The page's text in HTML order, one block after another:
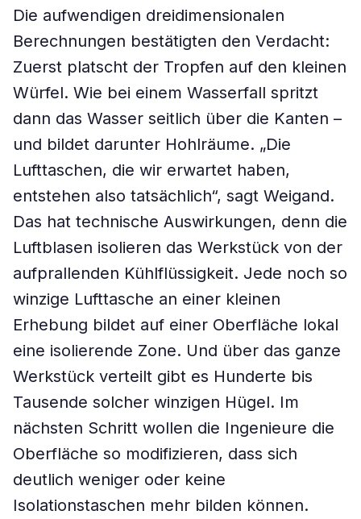
Die aufwendigen dreidimensionalen
Berechnungen bestätigten den Verdacht:
Zuerst platscht der Tropfen auf den kleinen
Würfel. Wie bei einem Wasserfall spritzt
dann das Wasser seitlich über die Kanten –
und bildet darunter Hohlräume. „Die
Lufttaschen, die wir erwartet haben,
entstehen also tatsächlich“, sagt Weigand.
Das hat technische Auswirkungen, denn die
Luftblasen isolieren das Werkstück von der
aufprallenden Kühlflüssigkeit. Jede noch so
winzige Lufttasche an einer kleinen
Erhebung bildet auf einer Oberfläche lokal
eine isolierende Zone. Und über das ganze
Werkstück verteilt gibt es Hunderte bis
Tausende solcher winzigen Hügel. Im
nächsten Schritt wollen die Ingenieure die
Oberfläche so modifizieren, dass sich
deutlich weniger oder keine
Isolationstaschen mehr bilden können.